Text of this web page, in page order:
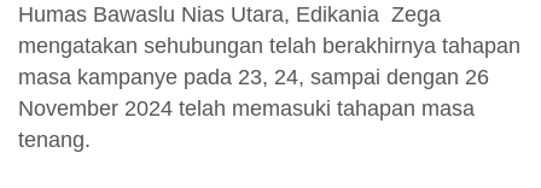
Humas Bawaslu Nias Utara, Edikania Zega
mengatakan sehubungan telah berakhirnya tahapan
masa kampanye pada 23, 24, sampai dengan 26
November 2024 telah memasuki tahapan masa
tenang.